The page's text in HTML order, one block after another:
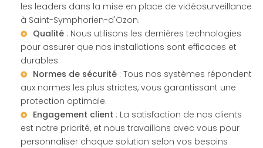
les leaders dans la mise en place de vidéosurveillance
à Saint-Symphorien-d'Ozon.
Qualité : Nous utilisons les dernières technologies
pour assurer que nos installations sont efficaces et
durables.
Normes de sécurité : Tous nos systèmes répondent
aux normes les plus strictes, vous garantissant une
protection optimale.
Engagement client : La satisfaction de nos clients
est notre priorité, et nous travaillons avec vous pour
personnaliser chaque solution selon vos besoins